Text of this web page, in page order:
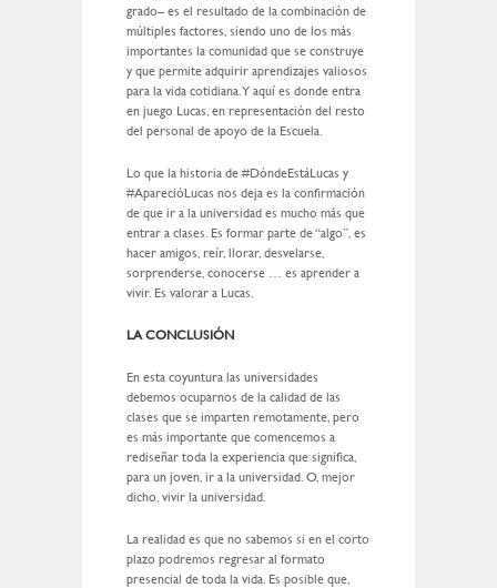
grado– es el resultado de la combinación de
múltiples factores, siendo uno de los más
importantes la comunidad que se construye
y que permite adquirir aprendizajes valiosos
para la vida cotidiana. Y aquí es donde entra
en juego Lucas, en representación del resto
del personal de apoyo de la Escuela.
Lo que la historia de #DóndeEstáLucas y
#AparecióLucas nos deja es la confirmación
de que ir a la universidad es mucho más que
entrar a clases. Es formar parte de “algo”, es
hacer amigos, reír, llorar, desvelarse,
sorprenderse, conocerse … es aprender a
vivir. Es valorar a Lucas.
LA CONCLUSIÓN
En esta coyuntura las universidades
debemos ocuparnos de la calidad de las
clases que se imparten remotamente, pero
es más importante que comencemos a
rediseñar toda la experiencia que significa,
para un joven, ir a la universidad. O, mejor
dicho, vivir la universidad.
La realidad es que no sabemos si en el corto
plazo podremos regresar al formato
presencial de toda la vida. Es posible que,